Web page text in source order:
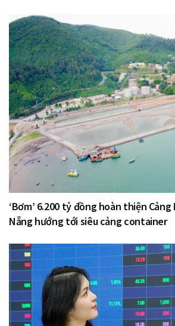
‘Bơm’ 6.200 tỷ đồng hoàn thiện
Nẵng hướng tới siêu cảng container